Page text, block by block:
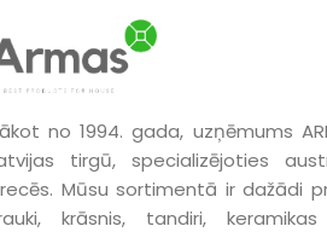
no 1994. gada, uzņēmums
tirgū, specializējoties
Mūsu sortimentā ir dažādi
krāsnis, tandiri,